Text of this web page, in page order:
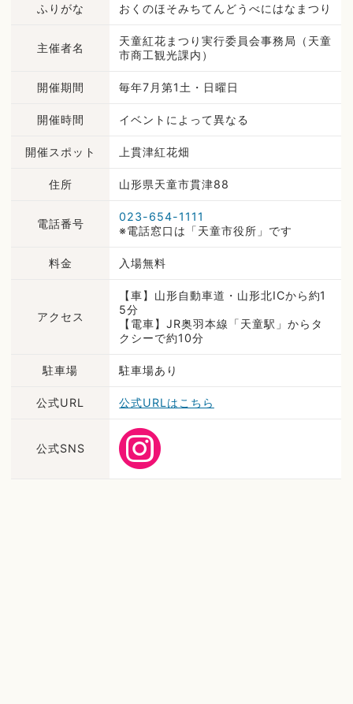
ふりがな おくのほそみちてんどうべにはなまつり
主催者名
天童紅花まつり実行委員会事務局（天童
市商工観光課内）
開催期間 毎年7月第1土・日曜日
開催時間 イベントによって異なる
開催スポット 上貫津紅花畑
住所 山形県天童市貫津88
電話番号
023-654-1111
※電話窓口は「天童市役所」です
料金 入場無料
アクセス
【車】山形自動車道・山形北ICから約1
5分
【電車】JR奥羽本線「天童駅」からタ
クシーで約10分
駐車場 駐車場あり
公式URL 公式URLはこちら
公式SNS